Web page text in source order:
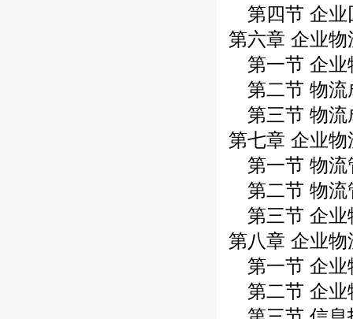
第四节 企业
第六章 企业
第一节 企业
第二节 物流
第三节 物流
第七章 企业
第一节 物流
第二节 物流
第三节 企业
第八章 企业
第一节 企业
第二节 企业